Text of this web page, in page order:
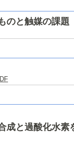
のと触媒の課題
成と過酸化水素